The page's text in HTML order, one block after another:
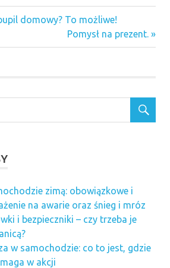
domowy? To możliwe!
Next
Post:
Pomysł na prezent.
zimą: obowiązkowe i
na awarie oraz śnieg i mróz
i bezpieczniki – czy trzeba je
w samochodzie: co to jest, gdzie
w akcji